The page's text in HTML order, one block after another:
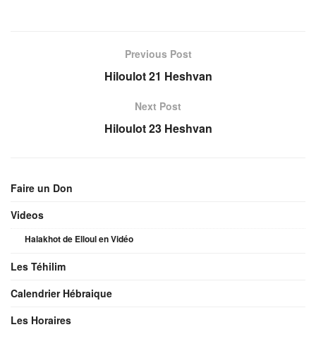
Previous Post
Hiloulot 21 Heshvan
Next Post
Hiloulot 23 Heshvan
Faire un Don
Videos
Halakhot de Elloul en Vidéo
Les Téhilim
Calendrier Hébraique
Les Horaires